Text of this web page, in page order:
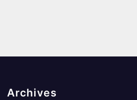
Archives